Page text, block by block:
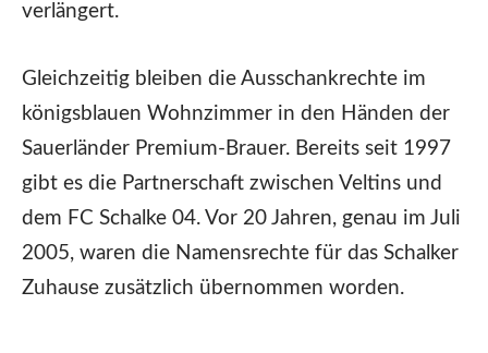
verlängert.
Gleichzeitig bleiben die Ausschankrechte im
königsblauen Wohnzimmer in den Händen der
Sauerländer Premium-Brauer. Bereits seit 1997
gibt es die Partnerschaft zwischen Veltins und
dem FC Schalke 04. Vor 20 Jahren, genau im Juli
2005, waren die Namensrechte für das Schalker
Zuhause zusätzlich übernommen worden.